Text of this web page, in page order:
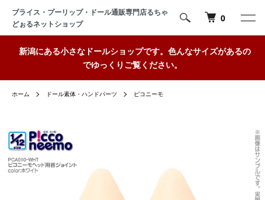
ブライス・プーリップ・ドール通販専門店るちゃ
どぉるネットショップ
0
新潟にある小さなドールショップです。色んなサイズがあるの
でゆっくりご覧ください。
ホーム ドール素体・ハンドパーツ ピコニーモ